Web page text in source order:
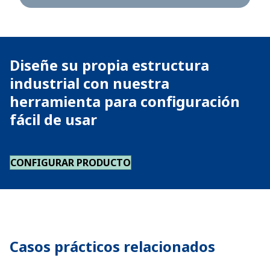
Diseñe su propia estructura
industrial con nuestra
herramienta para configuración
fácil de usar
CONFIGURAR PRODUCTO
Casos prácticos relacionados